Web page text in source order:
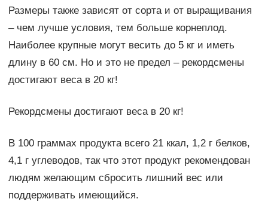
Размеры также зависят от сорта и от выращивания
– чем лучше условия, тем больше корнеплод.
Наиболее крупные могут весить до 5 кг и иметь
длину в 60 см. Но и это не предел – рекордсмены
достигают веса в 20 кг!
Рекордсмены достигают веса в 20 кг!
В 100 граммах продукта всего 21 ккал, 1,2 г белков,
4,1 г углеводов, так что этот продукт рекомендован
людям желающим сбросить лишний вес или
поддерживать имеющийся.